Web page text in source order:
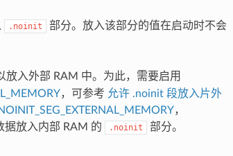
.noinit
部分。放入该部分的值在启动时不会
放入外部 RAM 中。为此，需要启用
，可参考 允许 .noinit 段放入片外
，
据放入内部 RAM 的 .noinit 部分。